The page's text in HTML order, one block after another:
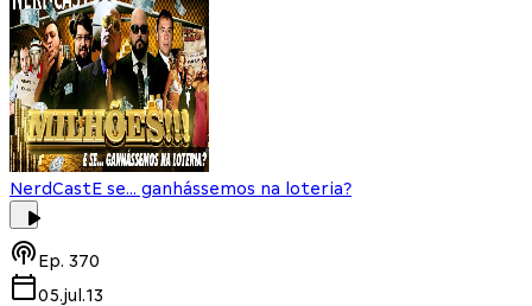
NerdCastE se... ganhássemos na loteria?
Ep. 370
05.jul.13